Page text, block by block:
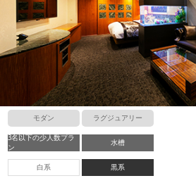
モダン ラグジュアリー
3名以下の少人数プラ
ン
水槽
白系 黒系